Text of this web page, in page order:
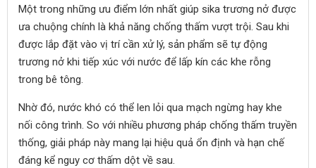
Một trong những ưu điểm lớn nhất giúp sika trương nở được
ưa chuộng chính là khả năng chống thấm vượt trội. Sau khi
được lắp đặt vào vị trí cần xử lý, sản phẩm sẽ tự động
trương nở khi tiếp xúc với nước để lấp kín các khe rỗng
trong bê tông.
Nhờ đó, nước khó có thể len lỏi qua mạch ngừng hay khe
nối công trình. So với nhiều phương pháp chống thấm truyền
thống, giải pháp này mang lại hiệu quả ổn định và hạn chế
đáng kể nguy cơ thấm dột về sau.